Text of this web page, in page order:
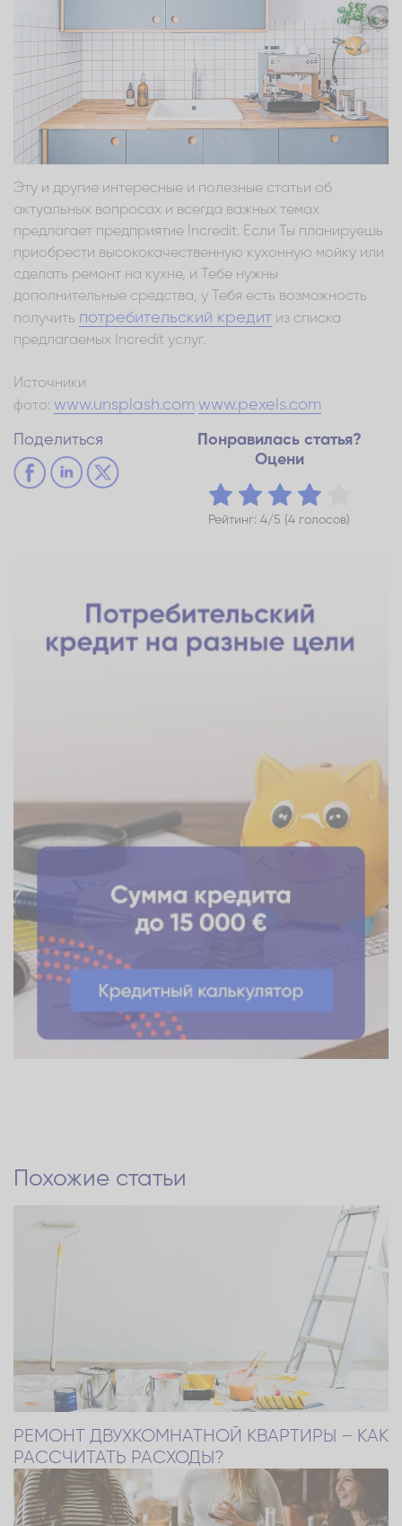
Эту и другие интересные и полезные статьи об
актуальных вопросах и всегда важных темах
предлагает предприятие Incredit. Если Ты планируешь
приобрести высококачественную кухонную мойку или
сделать ремонт на кухне, и Тебе нужны
дополнительные средства, у Тебя есть возможность
получить потребительский кредит из списка
предлагаемых Incredit услуг.
Источники
фото: www.unsplash.com www.pexels.com
Поделиться
Понравилась статья?
Оцени
Рейтинг: 4/5 (4 голосов)
Похожие статьи
РЕМОНТ ДВУХКОМНАТНОЙ КВАРТИРЫ – КАК
РАССЧИТАТЬ РАСХОДЫ?